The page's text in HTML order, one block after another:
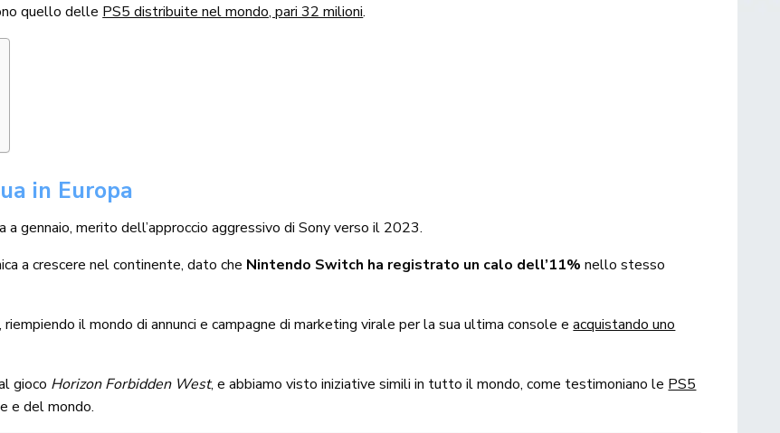
quello delle PS5 distribuite nel mondo, pari 32 milioni.
in Europa
a gennaio, merito dell’approccio aggressivo di Sony verso il 2023.
a crescere nel continente, dato che Nintendo Switch ha registrato un calo dell’11% nello stesso
il mondo di annunci e campagne di marketing virale per la sua ultima console eacquistando uno
gioco Horizon Forbidden West, e abbiamo visto iniziative simili in tutto il mondo, come testimoniano le PS5
e del mondo.